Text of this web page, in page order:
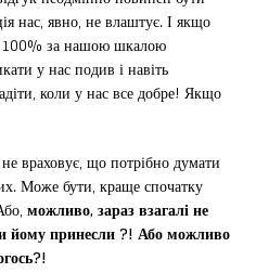
нас, явно, не влаштує. І якщо
100% за нашою шкалою
у нас подив і навіть
коли у нас все добре! Якщо
враховує, що потрібно думати
Може бути, краще спочатку
можливо, зараз взагалі не
йому принесли ?! Або можливо